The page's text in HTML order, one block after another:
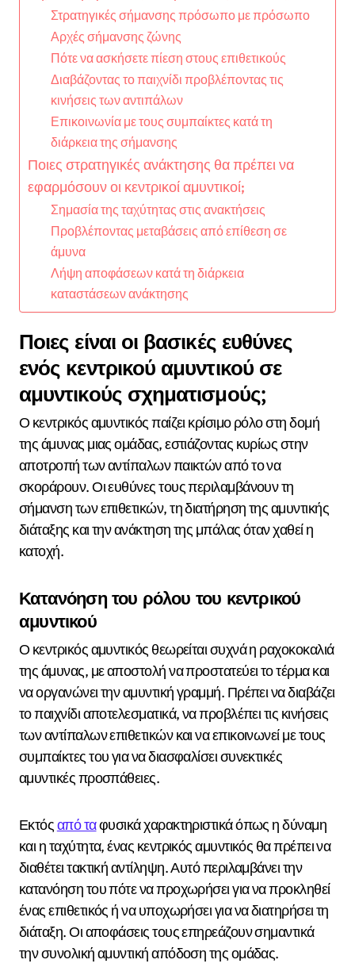
Στρατηγικές σήμανσης πρόσωπο με πρόσωπο
Αρχές σήμανσης ζώνης
Πότε να ασκήσετε πίεση στους επιθετικούς
Διαβάζοντας το παιχνίδι προβλέποντας τις
κινήσεις των αντιπάλων
Επικοινωνία με τους συμπαίκτες κατά τη
διάρκεια της σήμανσης
Ποιες στρατηγικές ανάκτησης θα πρέπει να
εφαρμόσουν οι κεντρικοί αμυντικοί;
Σημασία της ταχύτητας στις ανακτήσεις
Προβλέποντας μεταβάσεις από επίθεση σε
άμυνα
Λήψη αποφάσεων κατά τη διάρκεια
καταστάσεων ανάκτησης
Ποιες είναι οι βασικές ευθύνες
ενός κεντρικού αμυντικού σε
αμυντικούς σχηματισμούς;
Ο κεντρικός αμυντικός παίζει κρίσιμο ρόλο στη δομή
της άμυνας μιας ομάδας, εστιάζοντας κυρίως στην
αποτροπή των αντίπαλων παικτών από το να
σκοράρουν. Οι ευθύνες τους περιλαμβάνουν τη
σήμανση των επιθετικών, τη διατήρηση της αμυντικής
διάταξης και την ανάκτηση της μπάλας όταν χαθεί η
κατοχή.
Κατανόηση του ρόλου του κεντρικού
αμυντικού
Ο κεντρικός αμυντικός θεωρείται συχνά η ραχοκοκαλιά
της άμυνας, με αποστολή να προστατεύει το τέρμα και
να οργανώνει την αμυντική γραμμή. Πρέπει να διαβάζει
το παιχνίδι αποτελεσματικά, να προβλέπει τις κινήσεις
των αντίπαλων επιθετικών και να επικοινωνεί με τους
συμπαίκτες του για να διασφαλίσει συνεκτικές
αμυντικές προσπάθειες.
Εκτόςαπό ταφυσικά χαρακτηριστικά όπως η δύναμη
και η ταχύτητα, ένας κεντρικός αμυντικός θα πρέπει να
διαθέτει τακτική αντίληψη. Αυτό περιλαμβάνει την
κατανόηση του πότε να προχωρήσει για να προκληθεί
ένας επιθετικός ή να υποχωρήσει για να διατηρήσει τη
διάταξη. Οι αποφάσεις τους επηρεάζουν σημαντικά
την συνολική αμυντική απόδοση της ομάδας.